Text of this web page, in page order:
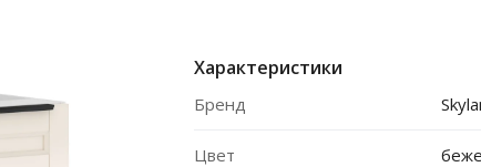
Характеристики
Бренд
Цвет